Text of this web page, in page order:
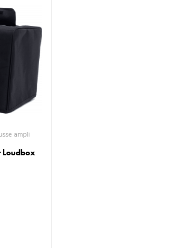
étui guitare - Housse ampli
Loudbox